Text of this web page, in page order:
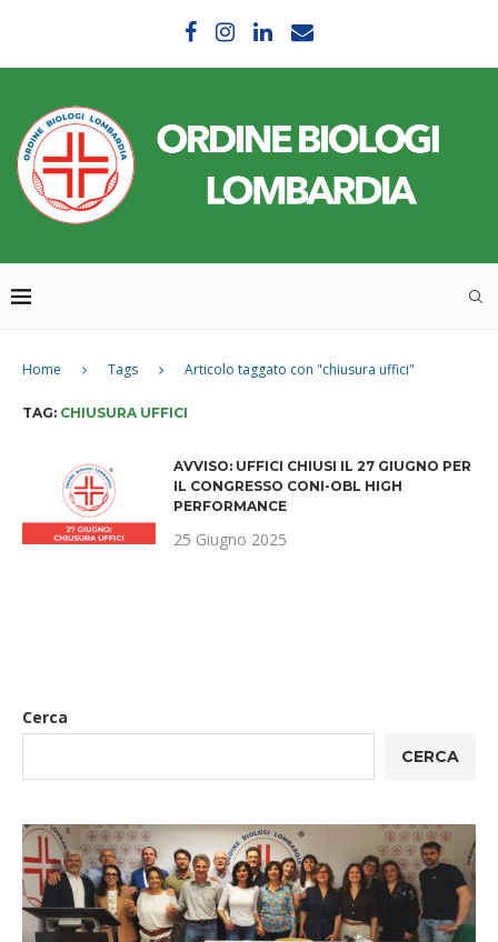
Home Tags Articolo taggato con "chiusura uffici"
TAG: CHIUSURA UFFICI
AVVISO: UFFICI CHIUSI IL 27 GIUGNO PER
IL CONGRESSO CONI-OBL HIGH
PERFORMANCE
25 Giugno 2025
Cerca
CERCA